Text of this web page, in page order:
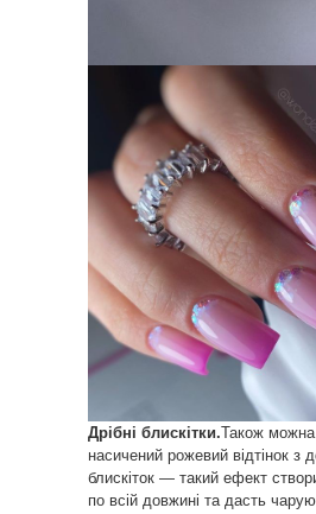
Дрібні блискітки.Також можна
насичений рожевий відтінок з
блискіток — такий ефект
по всій довжині та дасть